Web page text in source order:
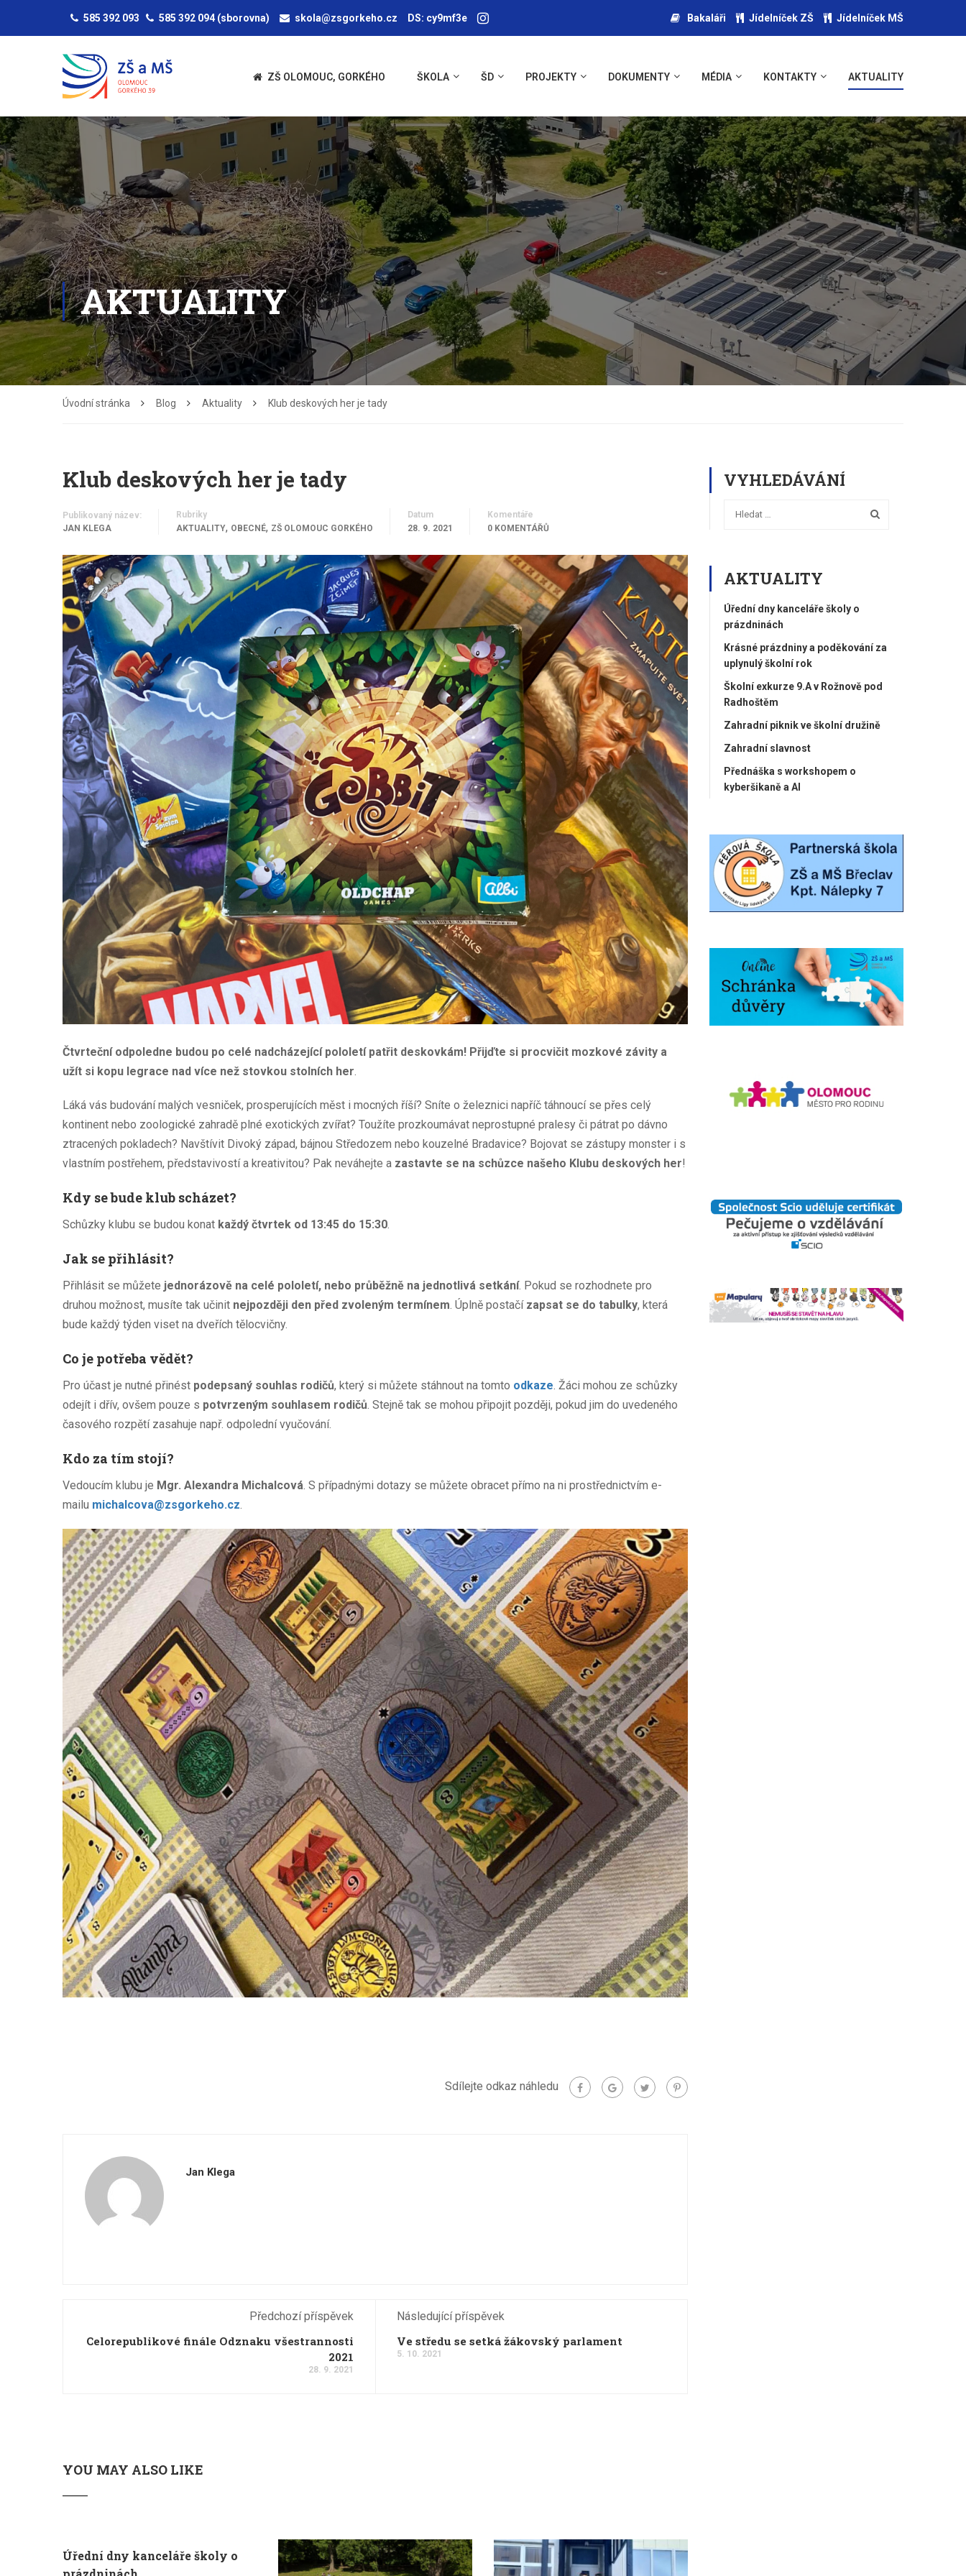
585 392 093 585 392 094 (sborovna) skola@zsgorkeho.cz DS: cy9mf3e Bakaláři Jídelníček ZŠ Jídelníček MŠ
ZŠ OLOMOUC, GORKÉHO ŠKOLA ŠD PROJEKTY DOKUMENTY MÉDIA KONTAKTY AKTUALITY
AKTUALITY
Úvodní stránka Blog Aktuality Klub deskových her je tady
Klub deskových her je tady
Publikovaný název:
JAN KLEGA
Rubriky
AKTUALITY, OBECNÉ, ZŠ OLOMOUC GORKÉHO
Datum
28. 9. 2021
Komentáře
0 KOMENTÁŘŮ
Čtvrteční odpoledne budou po celé nadcházející pololetí patřit deskovkám! Přijďte si procvičit mozkové závity a
užít si kopu legrace nad více než stovkou stolních her
Láká vás budování malých vesniček, prosperujících měst i mocných říší? Sníte o železnici napříč táhnoucí se přes celý
kontinent nebo zoologické zahradě plné exotických zvířat? Toužíte prozkoumávat neprostupné pralesy či pátrat po dávno
ztracených pokladech? Navštívit Divoký západ, bájnou Středozem nebo kouzelné Bradavice? Bojovat se zástupy monster i s
vlastním postřehem, představivostí a kreativitou? Pak neváhejte a zastavte se na schůzce našeho Klubu deskových her!
Kdy se bude klub scházet?
Schůzky klubu se budou konat každý čtvrtek od 13:45 do 15:30
Jak se přihlásit?
Přihlásit se můžete jednorázově na celé pololetí, nebo průběžně na jednotlivá setkání. Pokud se rozhodnete pro
druhou možnost, musíte tak učinit nejpozději den před zvoleným termínem . Úplně postačí zapsat se do tabulky, která
bude každý týden viset na dveřích tělocvičny.
Co je potřeba vědět?
Pro účast je nutné přinést podepsaný souhlas rodičů, který si můžete stáhnout na tomto odkaze . Žáci mohou ze schůzky
odejít i dřív, ovšem pouze s potvrzeným souhlasem rodičů . Stejně tak se mohou připojit později, pokud jim do uvedeného
časového rozpětí zasahuje např. odpolední vyučování.
Kdo za tím stojí?
Vedoucím klubu je Mgr. Alexandra Michalcová . S případnými dotazy se můžete obracet přímo na ni prostřednictvím e-
mailu michalcova@zsgorkeho.cz
Sdílejte odkaz náhledu
Jan Klega
Předchozí příspěvek
Celorepublikové finále Odznaku všestrannosti
2021
28. 9. 2021
Následující příspěvek
Ve středu se setká žákovský parlament
5. 10. 2021
YOU MAY ALSO LIKE
Úřední dny kanceláře školy o
VYHLEDÁVÁNÍ
AKTUALITY
Úřední dny kanceláře školy o
prázdninách
Krásné prázdniny a poděkování za
uplynulý školní rok
Školní exkurze 9.A v Rožnově pod
Radhoštěm
Zahradní piknik ve školní družině
Zahradní slavnost
Přednáška s workshopem o
kyberšikaně a AI